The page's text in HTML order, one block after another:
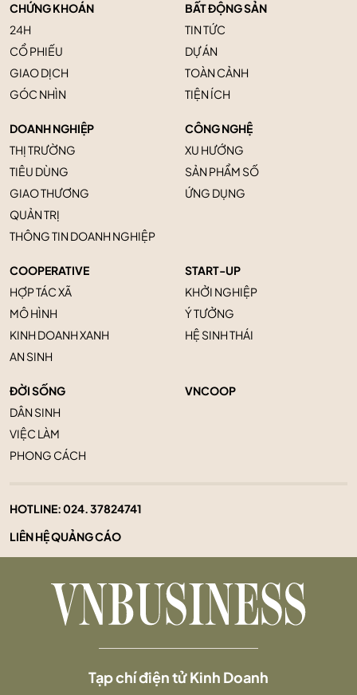
CHỨNG KHOÁN
24H
CỔ PHIẾU
GIAO DỊCH
GÓC NHÌN
BẤT ĐỘNG SẢN
TIN TỨC
DỰ ÁN
TOÀN CẢNH
TIỆN ÍCH
DOANH NGHIỆP
THỊ TRƯỜNG
TIÊU DÙNG
GIAO THƯƠNG
QUẢN TRỊ
THÔNG TIN DOANH NGHIỆP
CÔNG NGHỆ
XU HƯỚNG
SẢN PHẨM SỐ
ỨNG DỤNG
COOPERATIVE
HỢP TÁC XÃ
MÔ HÌNH
KINH DOANH XANH
AN SINH
START-UP
KHỞI NGHIỆP
Ý TƯỞNG
HỆ SINH THÁI
ĐỜI SỐNG
DÂN SINH
VIỆC LÀM
PHONG CÁCH
VNCOOP
HOTLINE:024. 37824741
LIÊN HỆ QUẢNG CÁO
Tạp chí điện tử Kinh Doanh